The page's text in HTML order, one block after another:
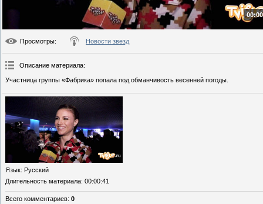
Просмотры: Новости звезд
Описание материала:
Участница группы «Фабрика» попала под обманчивость весенней погоды.
Язык: Русский
Длительность материала: 00:00:41
Всего комментариев: 0